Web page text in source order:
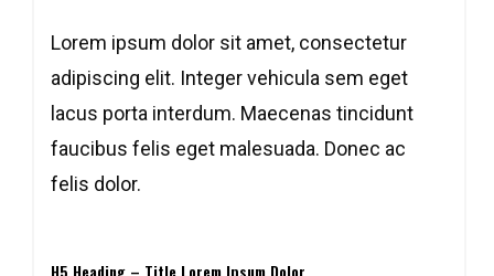
Lorem ipsum dolor sit amet, consectetur
adipiscing elit. Integer vehicula sem eget
lacus porta interdum. Maecenas tincidunt
faucibus felis eget malesuada. Donec ac
felis dolor.
H5 Heading – Title Lorem Ipsum Dolor